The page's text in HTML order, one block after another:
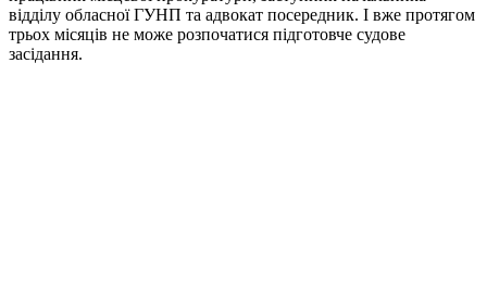
відділу обласної ГУНП та адвокат посередник. І вже протягом
трьох місяців не може розпочатися підготовче судове
засідання.